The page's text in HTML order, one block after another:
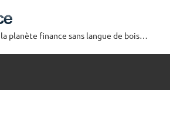
planète finance sans langue de bois…